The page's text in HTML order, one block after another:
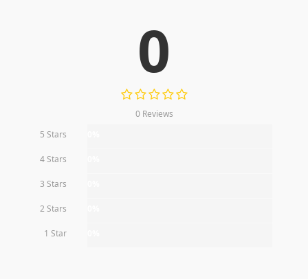
0
0 Reviews
5 Stars
4 Stars
3 Stars
2 Stars
1 Star